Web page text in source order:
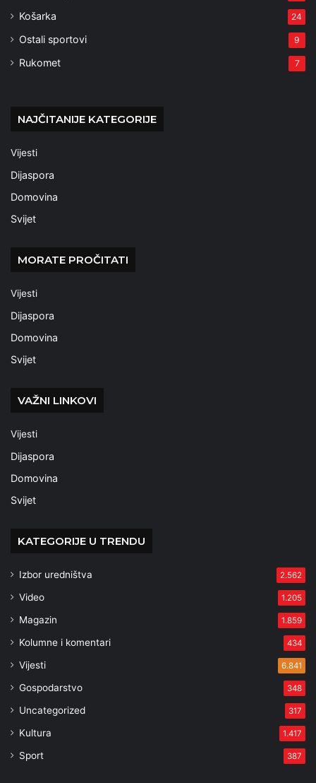
Košarka 24
Ostali sportovi 9
Rukomet 7
NAJČITANIJE KATEGORIJE
Vijesti
Dijaspora
Domovina
Svijet
MORATE PROČITATI
Vijesti
Dijaspora
Domovina
Svijet
VAŽNI LINKOVI
Vijesti
Dijaspora
Domovina
Svijet
KATEGORIJE U TRENDU
Izbor uredništva 2.562
Video 1.205
Magazin 1.859
Kolumne i komentari 434
Vijesti 6.841
Gospodarstvo 348
Uncategorized 317
Kultura 1.417
Sport 387